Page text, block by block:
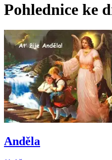
Pohlednice ke
Anděla